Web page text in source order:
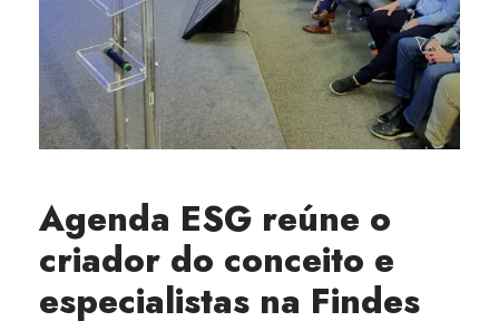
Agenda ESG reúne o
criador do conceito e
especialistas na Findes